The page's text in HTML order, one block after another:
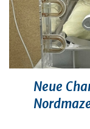
Neue